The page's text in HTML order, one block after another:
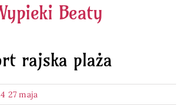
Ciasta
Desery
Beaty
rajska plaża
27 maja